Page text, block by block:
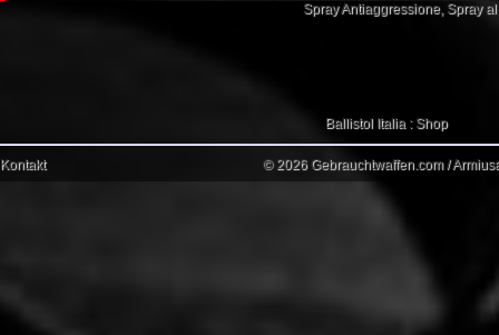
Spray Antiaggressione, Spray
Ballistol Italia : Shop
Kontakt © 2026 Gebrauchtwaffen.com /